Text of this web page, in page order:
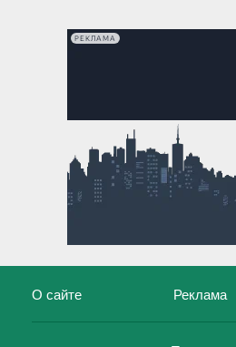
РЕКЛАМА
О сайте Реклама